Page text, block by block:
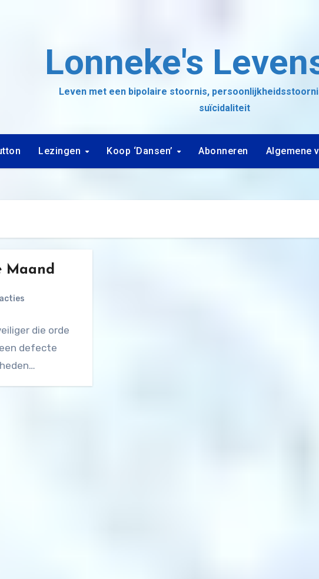
Lonneke's
Leven met een bipolaire stoornis,
suïcidaliteit
Lezingen Koop ‘Dansen’ Abonneren Algemene
Maand
die orde
defecte